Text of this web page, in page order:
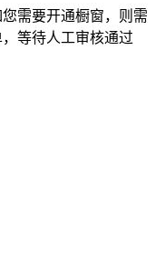
需要开通橱窗，则需
等待人工审核通过